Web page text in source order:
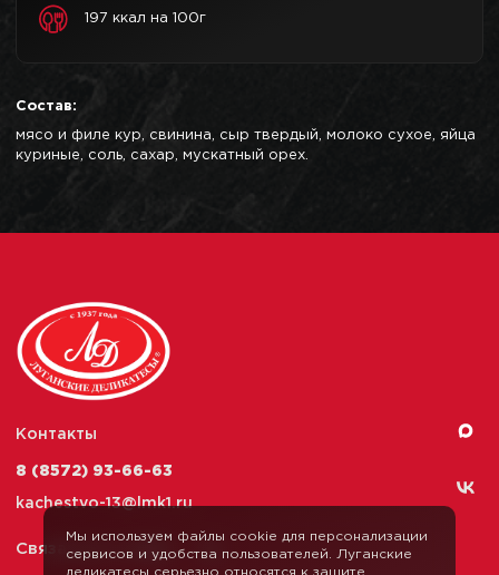
Мы используем файлы cookie для персонализации
сервисов и удобства пользователей. Луганские
деликатесы серьезно относятся к защите
197 ккал на 100г
Состав:
мясо и филе кур, свинина, сыр твердый, молоко сухое, яйца
куриные, соль, сахар, мускатный орех.
Контакты
8 (8572) 93-66-63
kachestvo-13@lmk1.ru
Связаться с нами